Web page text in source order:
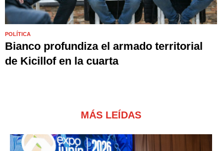
POLÍTICA
Bianco profundiza el armado territorial
de Kicillof en la cuarta
MÁS LEÍDAS